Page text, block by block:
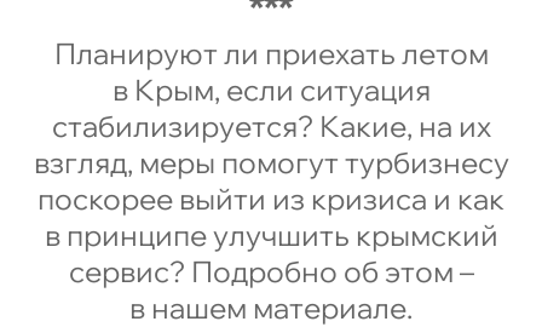
Планируют ли приехать летом
в Крым, если ситуация
стабилизируется? Какие, на их
взгляд, меры помогут турбизнесу
поскорее выйти из кризиса и как
в принципе улучшить крымский
сервис? Подробно об этом –
в нашем материале.